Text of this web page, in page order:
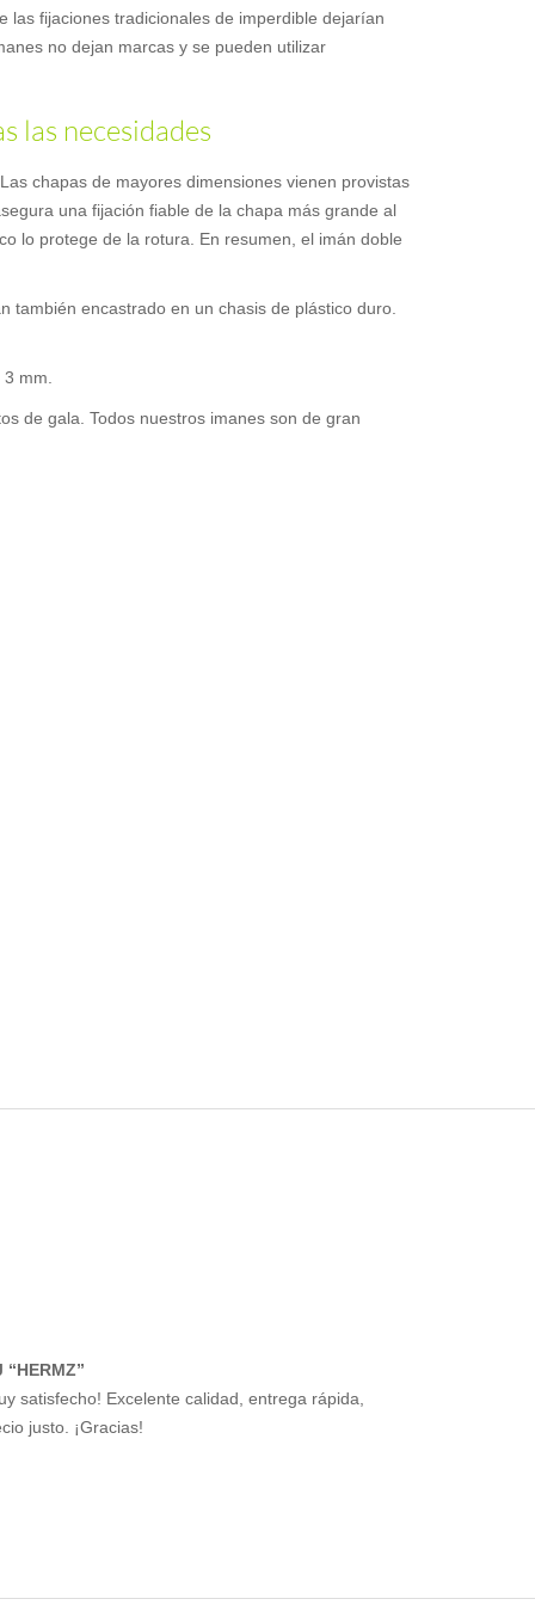
las fijaciones tradicionales de imperdible dejarían
no dejan marcas y se pueden utilizar
las necesidades
chapas de mayores dimensiones vienen provistas
una fijación fiable de la chapa más grande al
lo protege de la rotura. En resumen, el imán doble
también encastrado en un chasis de plástico duro.
3 mm.
de gala. Todos nuestros imanes son de gran
“HERMZ”
satisfecho! Excelente calidad, entrega rápida,
justo. ¡Gracias!